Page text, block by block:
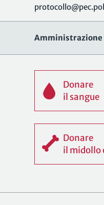
Amministrazione
Donare
il sangue
Donare
il midollo